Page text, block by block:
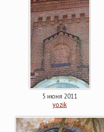
5 июня 2011
yozik